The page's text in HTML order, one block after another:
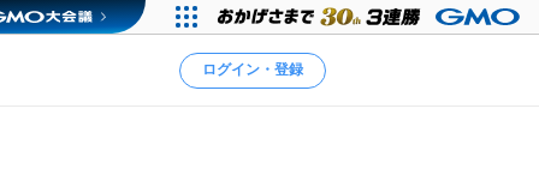
ログイン・登録